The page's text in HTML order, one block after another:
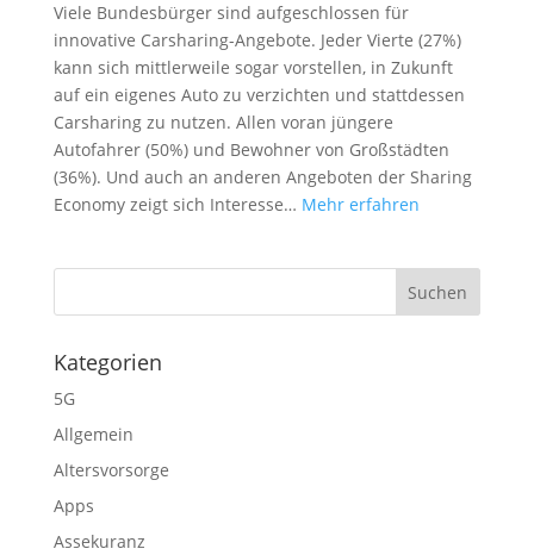
Viele Bundesbürger sind aufgeschlossen für
innovative Carsharing-Angebote. Jeder Vierte (27%)
kann sich mittlerweile sogar vorstellen, in Zukunft
auf ein eigenes Auto zu verzichten und stattdessen
Carsharing zu nutzen. Allen voran jüngere
Autofahrer (50%) und Bewohner von Großstädten
(36%). Und auch an anderen Angeboten der Sharing
Economy zeigt sich Interesse… Mehr erfahren
Kategorien
5G
Allgemein
Altersvorsorge
Apps
Assekuranz